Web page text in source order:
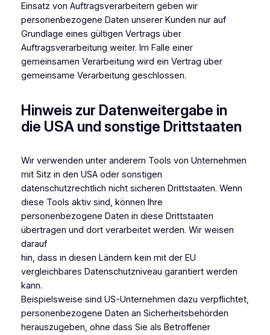
Einsatz von Auftragsverarbeitern geben wir
personenbezogene Daten unserer Kunden nur auf
Grundlage eines gültigen Vertrags über
Auftragsverarbeitung weiter. Im Falle einer
gemeinsamen Verarbeitung wird ein Vertrag über
gemeinsame Verarbeitung geschlossen.
Hinweis zur Datenweitergabe in
die USA und sonstige Drittstaaten
Wir verwenden unter anderem Tools von Unternehmen
mit Sitz in den USA oder sonstigen
datenschutzrechtlich nicht sicheren Drittstaaten. Wenn
diese Tools aktiv sind, können Ihre
personenbezogene Daten in diese Drittstaaten
übertragen und dort verarbeitet werden. Wir weisen
darauf
hin, dass in diesen Ländern kein mit der EU
vergleichbares Datenschutzniveau garantiert werden
kann.
Beispielsweise sind US-Unternehmen dazu verpflichtet,
personenbezogene Daten an Sicherheitsbehörden
herauszugeben, ohne dass Sie als Betroffener